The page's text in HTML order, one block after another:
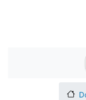
Main